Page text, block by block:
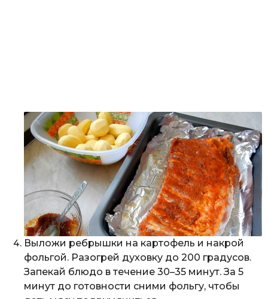
Выложи ребрышки на картофель и накрой
фольгой. Разогрей духовку до 200 градусов.
Запекай блюдо в течение 30–35 минут. За 5
минут до готовности сними фольгу, чтобы